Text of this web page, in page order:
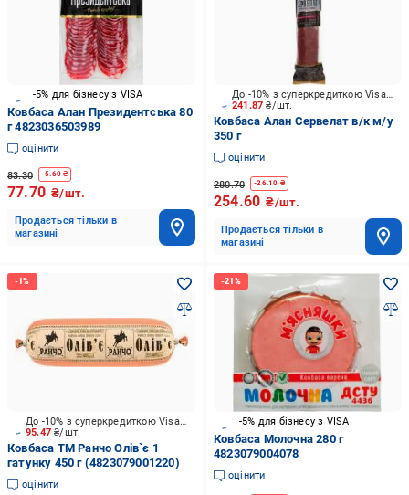
-5% для бізнесу з VISA
Ковбаса Алан Президентська 80
г 4823036503989
оцінити
83.30 -5.60 ₴
77.70 ₴/шт.
Продається тільки в
магазині
241.87₴/шт.
До -10% з суперкредиткою Visa Вигода
Ковбаса Алан Сервелат в/к м/у
350 г
оцінити
280.70 -26.10 ₴
254.60 ₴/шт.
Продається тільки в
магазині
95.47₴/шт.
До -10% з суперкредиткою Visa Вигода
Ковбаса ТМ Ранчо Олів`є 1
гатунку 450 г (4823079001220)
оцінити
-5% для бізнесу з VISA
Ковбаса Молочна 280 г
4823079004078
оцінити